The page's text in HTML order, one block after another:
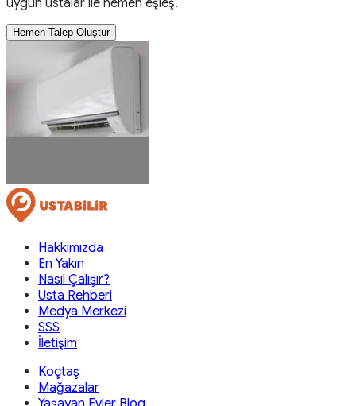
uygun ustalar ile hemen eşleş.
Hemen Talep Oluştur
Hakkımızda
En Yakın
Nasıl Çalışır?
Usta Rehberi
Medya Merkezi
SSS
İletişim
Koçtaş
Mağazalar